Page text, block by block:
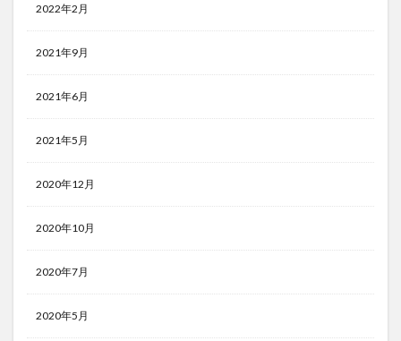
2022年2月
2021年9月
2021年6月
2021年5月
2020年12月
2020年10月
2020年7月
2020年5月